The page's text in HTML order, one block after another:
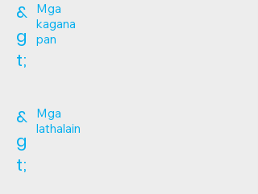
&
g
t;
Mga
kagana
pan
&
g
t;
Mga
lathalain